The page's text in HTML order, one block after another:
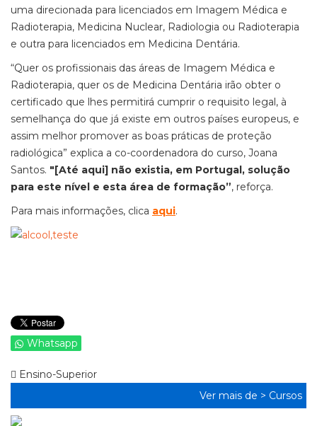
uma direcionada para licenciados em Imagem Médica e
Radioterapia, Medicina Nuclear, Radiologia ou Radioterapia
e outra para licenciados em Medicina Dentária.
“Quer os profissionais das áreas de Imagem Médica e
Radioterapia, quer os de Medicina Dentária irão obter o
certificado que lhes permitirá cumprir o requisito legal, à
semelhança do que já existe em outros países europeus, e
assim melhor promover as boas práticas de proteção
radiológica” explica a co-coordenadora do curso, Joana
Santos. "[Até aqui] não existia, em Portugal, solução
para este nível e esta área de formação”, reforça.
Para mais informações, clica aqui.
Whatsapp
Ensino-Superior
Ver mais de > Cursos